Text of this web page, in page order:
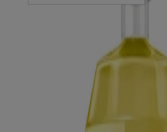
sont des marques de commerce de leurs
Assurez-vous que ce produit vous convient.